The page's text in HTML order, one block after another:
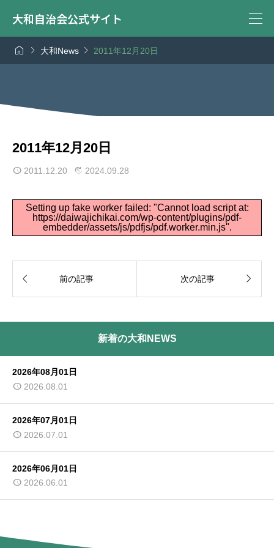
大和自治会公式サイト
  大和News  2011年12月20日
2011年12月20日
2011.12.20 2024.09.28
Setting up fake worker failed: "Cannot load script at:
https://daiwajichikai.com/wp-content/plugins/pdf-
embedder/assets/js/pdfjs/pdf.worker.min.js".
 前の記事 次の記事 
新着の大和NEWS
2026年08月01日
2026.08.01
2026年07月01日
2026.07.01
2026年06月01日
2026.06.01